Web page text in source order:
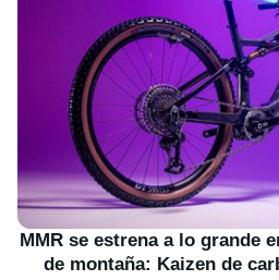
MMR se estrena a lo grande
de montaña: Kaizen de